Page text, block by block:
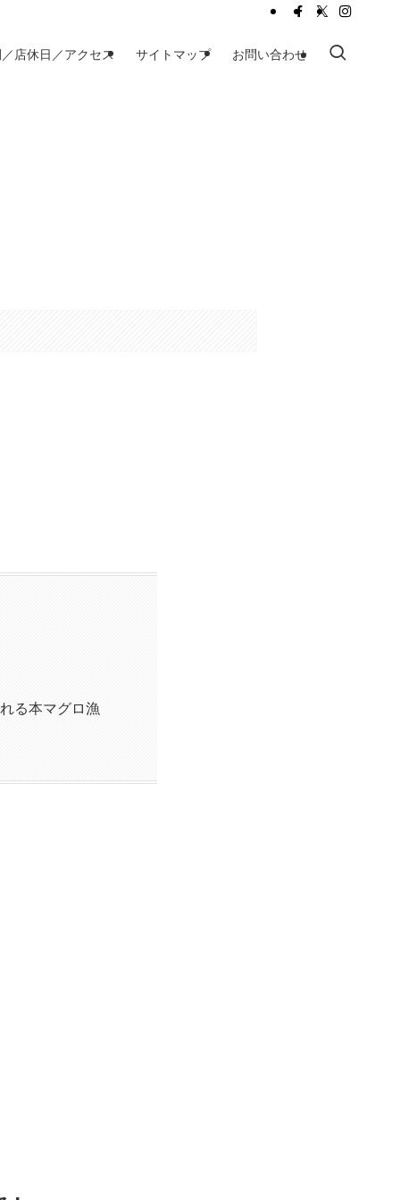
店休日／アクセス サイトマップ お問い合わせ
る本マグロ漁